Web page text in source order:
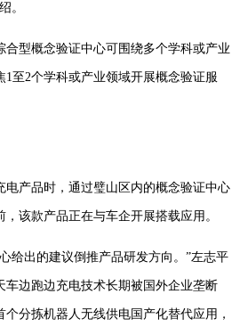
。
型概念验证中心可围绕多个学科或产业
至2个学科或产业领域开展概念验证服
电产品时，通过璧山区内的概念验证中心
该款产品正在与车企开展搭载应用。
给出的建议倒推产品研发方向。”左志平
边跑边充电技术长期被国外企业垄断
分拣机器人无线供电国产化替代应用，